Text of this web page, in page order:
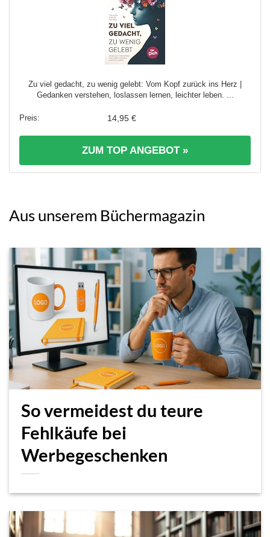
Zu viel gedacht, zu wenig gelebt: Vom Kopf zurück ins Herz |
Gedanken verstehen, loslassen lernen, leichter leben. ...
14,95 €
ZUM TOP ANGEBOT »
Aus unserem Büchermagazin
So vermeidest du teure
Fehlkäufe bei
Werbegeschenken